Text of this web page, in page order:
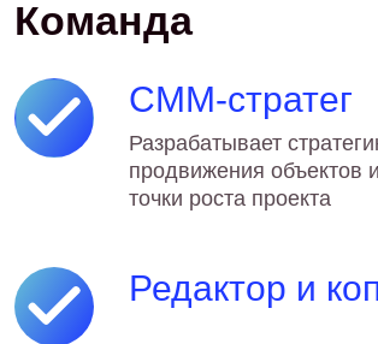
Наши кейсы в продвижении
отмечены одной из главных
индустрии
Понимаем бизнес
Учитываем этап строительства,
среднюю стоимость квартиры,
план продаж — строим SMM